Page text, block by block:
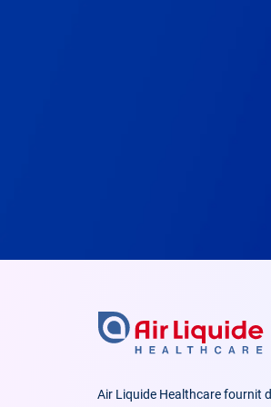
Air Liquide Healthcare fournit